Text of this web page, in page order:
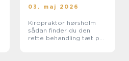
03. maj 2026
Kiropraktor hørsholm
sådan finder du den
rette behandling tæt på